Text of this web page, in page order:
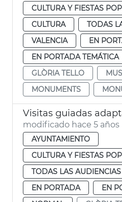
CULTURA Y FIESTAS
CULTURA
TODAS
VALENCIA
EN
EN PORTADA TEMÁTICA
GLÒRIA TELLO
MONUMENTS
modificado hace 5 años
AYUNTAMIENTO
CULTURA Y FIESTAS
TODAS LAS AUDIENCIAS
EN PORTADA
EN